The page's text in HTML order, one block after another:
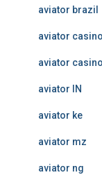
aviator brazil
aviator
aviator
aviator IN
aviator ke
aviator mz
aviator ng